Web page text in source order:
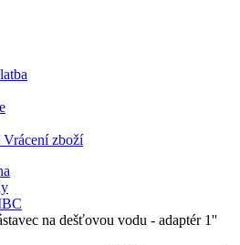
Vrácení zboží
na dešťovou vodu - adaptér 1''